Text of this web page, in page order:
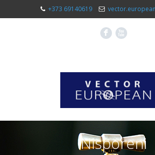
+373 69140619
F X
Nisporeni